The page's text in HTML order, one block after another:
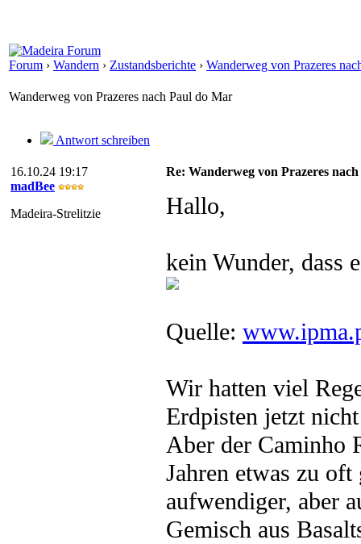
Forum › Wandern › Zustandsberichte › Wanderweg von Prazeres
Wanderweg von Prazeres nach Paul do Mar
Antwort schreiben
16.10.24 19:17
madBee
Madeira-Strelitzie
Re: Wanderweg von Prazeres
Hallo,
kein Wunder, dass
Quelle:
Wir hatten viel
Erdpisten jetzt
Aber der Caminho
Jahren etwas zu
aufwendiger, aber
Gemisch aus